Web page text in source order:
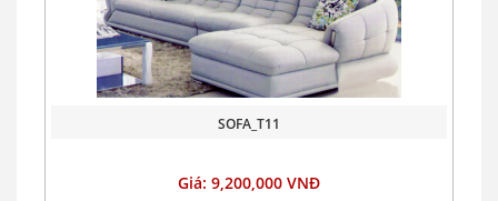
SOFA_T11
Giá: 9,200,000 VNĐ